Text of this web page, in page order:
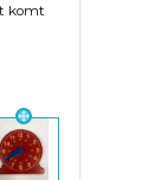
komt